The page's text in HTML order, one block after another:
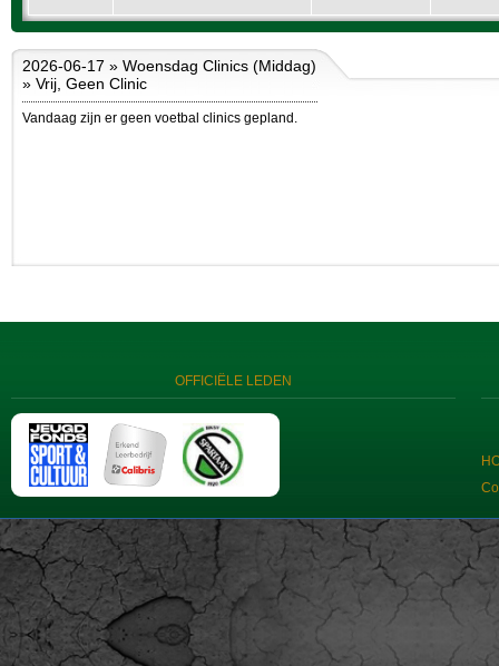
2026-06-17 » Woensdag Clinics (Middag)
» Vrij, Geen Clinic
Vandaag zijn er geen voetbal clinics gepland.
OFFICIËLE LEDEN